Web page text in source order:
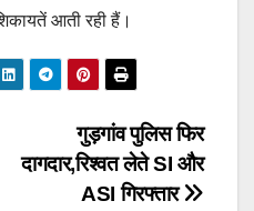
आती रही हैं।
गुड़गांव पुलिस फिर
दागदार,रिश्वत लेते SI और
ASI गिरफ्तार